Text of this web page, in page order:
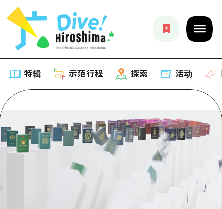
特辑 示范行程 探索 活动
列表
艺术
示范行程
列表
探索